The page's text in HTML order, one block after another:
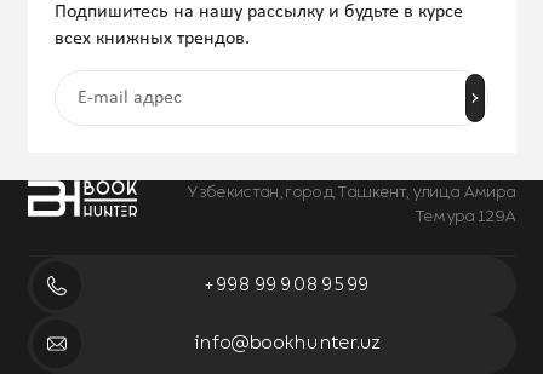
Узбекистан, город Ташкент, улица Амира
Темура 129А
+998 99 908 95 99
info@bookhunter.uz
Подпишитесь на нашу рассылку и будьте в курсе
всех книжных трендов.